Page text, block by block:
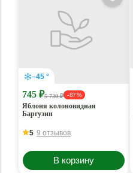
–45 °
745 ₽5 730 ₽ - 87 %
Яблоня колоновидная
Баргузин
5 9 отзывов
В корзину